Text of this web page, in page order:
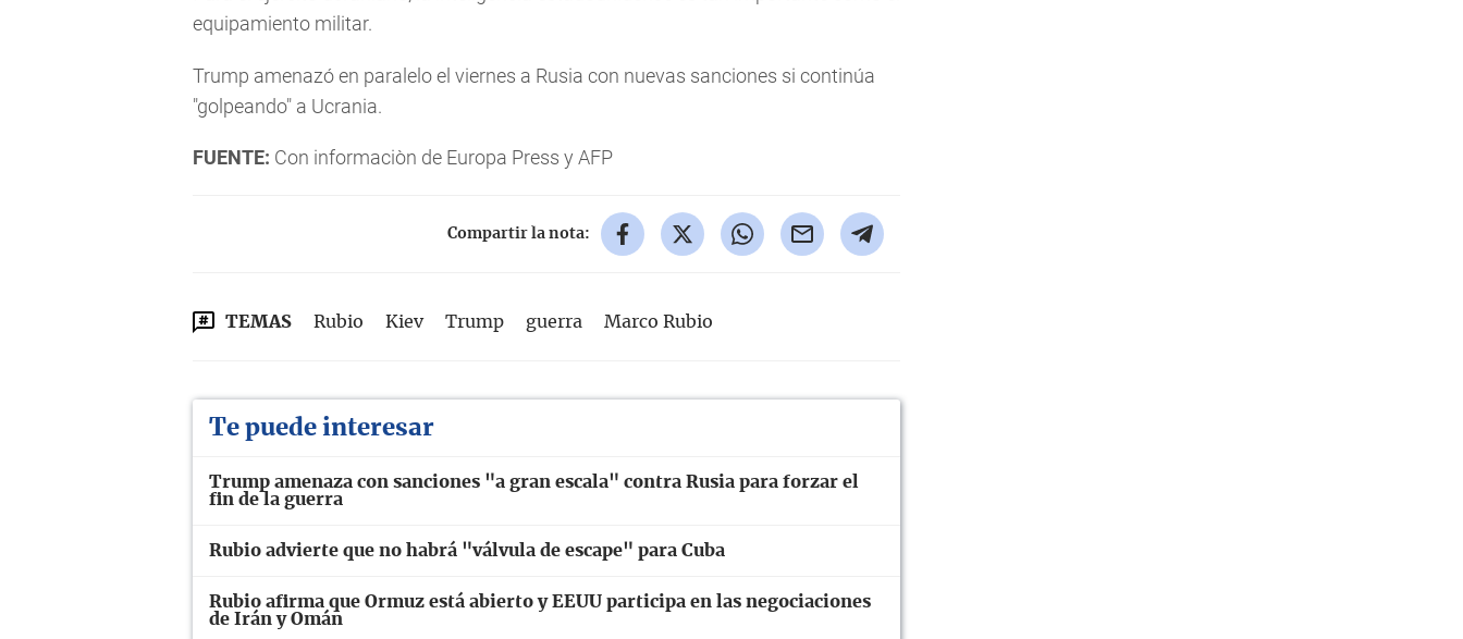
equipamiento militar.
Trump amenazó en paralelo el viernes a Rusia con nuevas sanciones si continúa
"golpeando" a Ucrania.
FUENTE: Con informaciòn de Europa Press y AFP
Compartir la nota:
TEMAS Rubio Kiev Trump guerra Marco Rubio
Te puede interesar
Trump amenaza con sanciones "a gran escala" contra Rusia para forzar el
fin de la guerra
Rubio advierte que no habrá "válvula de escape" para Cuba
Rubio afirma que Ormuz está abierto y EEUU participa en las negociaciones
de Irán y Omán